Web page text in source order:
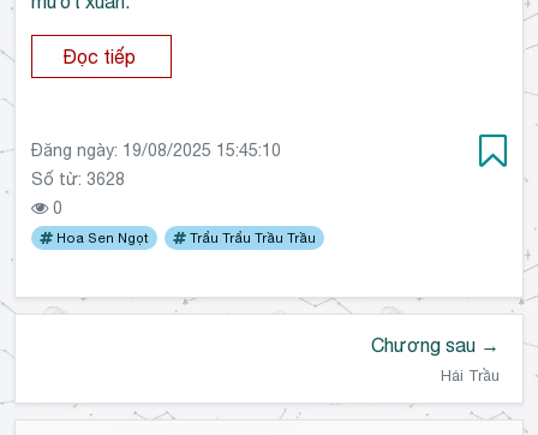
Đọc tiếp
Đăng ngày: 19/08/2025 15:45:10
Số từ: 3628
0
Hoa Sen Ngọt Trẩu Trẩu Trầu Trầu
Chương sau →
Hái Trầu